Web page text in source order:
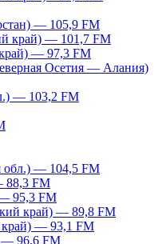
— 105,9 FM
край) — 101,7 FM
— 97,3 FM
Осетия — Алания)
— 103,2 FM
обл.) — 104,5 FM
88,3 FM
95,3 FM
край) — 89,8 FM
край) — 93,1 FM
— 96,6 FM